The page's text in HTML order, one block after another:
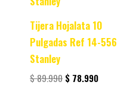
Tijera Hojalata 10
Pulgadas Ref 14-556
Stanley
$89.990 $ 78.990